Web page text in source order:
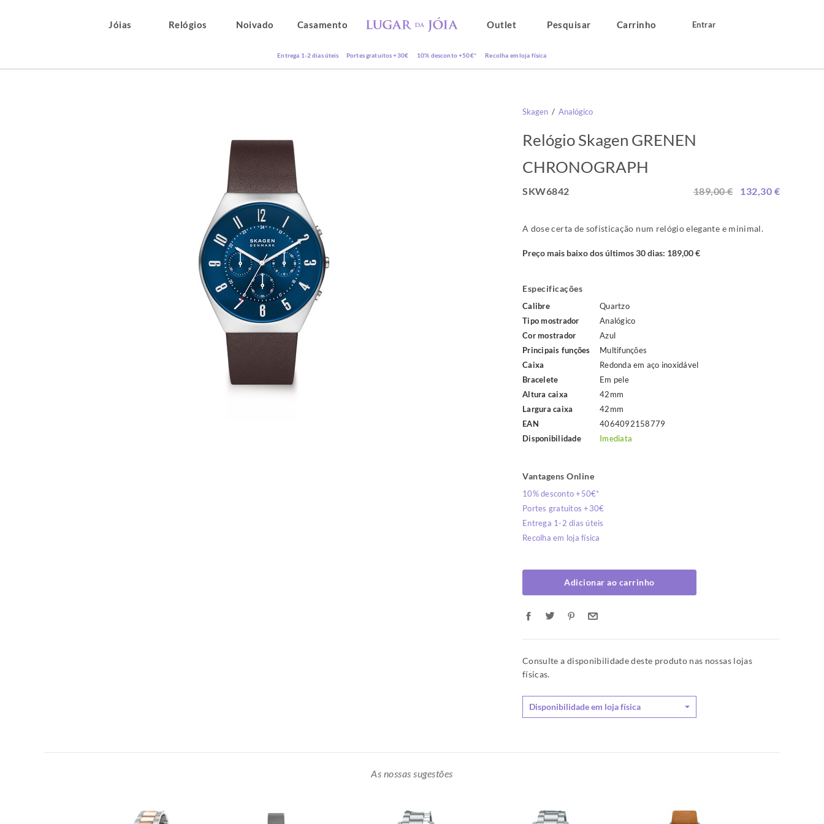
Jóias Relógios Noivado Casamento Outlet Pesquisar Carrinho Entrar
Entrega 1-2 dias úteis Portes gratuitos +30€ 10% desconto +50€* Recolha em loja física
Skagen / Analógico
Relógio Skagen GRENEN
CHRONOGRAPH
SKW6842 189,00 € 132,30 €
A dose certa de sofisticação num relógio elegante e minimal.
Preço mais baixo dos últimos 30 dias: 189,00 €
Especificações
Calibre
Quartzo
Tipo mostrador
Analógico
Cor mostrador
Azul
Principais funções
Multifunções
Caixa
Redonda em aço inoxidável
Bracelete
Em pele
Altura caixa
42mm
Largura caixa
42mm
EAN
4064092158779
Disponibilidade
Imediata
Vantagens Online
10% desconto +50€*
Portes gratuitos +30€
Entrega 1-2 dias úteis
Recolha em loja física
Adicionar ao carrinho
Consulte a disponibilidade deste produto nas nossas lojas
físicas.
Disponibilidade em loja física
As nossas sugestões